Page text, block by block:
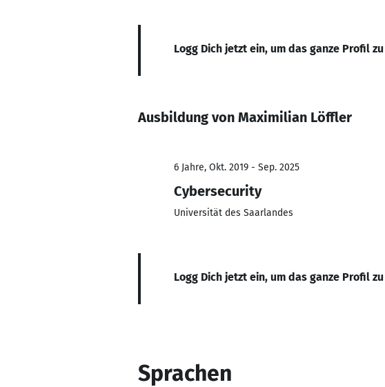
Logg Dich jetzt ein, um das ganze Profil
Ausbildung von Maximilian Löffler
6 Jahre, Okt. 2019 - Sep. 2025
Cybersecurity
Universität des Saarlandes
Logg Dich jetzt ein, um das ganze Profil
Sprachen